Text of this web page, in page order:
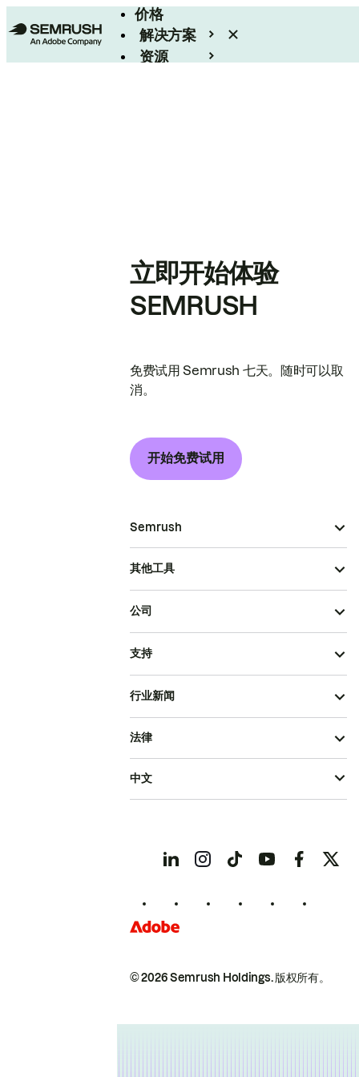
价格
解决方案
资源
立即开始体验
SEMRUSH
免费试用 Semrush 七天。随时可以取
消。
开始免费试用
Semrush
其他工具
公司
支持
行业新闻
© 2026 Semrush Holdings.版权所有。
法律
中文